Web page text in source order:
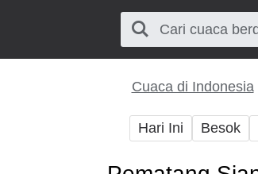
Cuaca di Indonesia
Hari Ini Besok